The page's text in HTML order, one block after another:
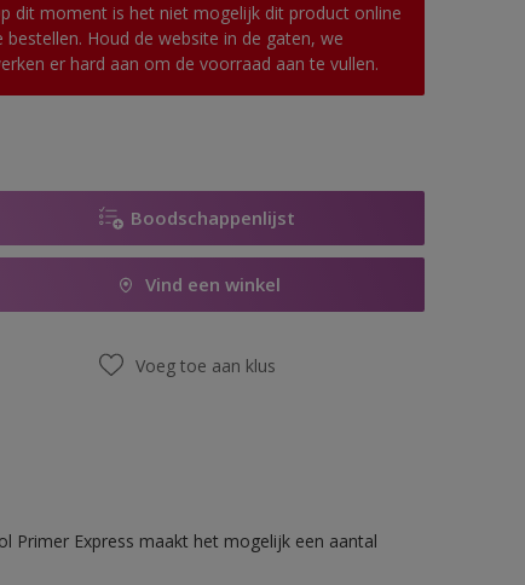
dit moment is het niet mogelijk dit product online
bestellen. Houd de website in de gaten, we
er hard aan om de voorraad aan te vullen.
Boodschappenlijst
Vind een winkel
Voeg toe aan klus
Primer Express maakt het mogelijk een aantal